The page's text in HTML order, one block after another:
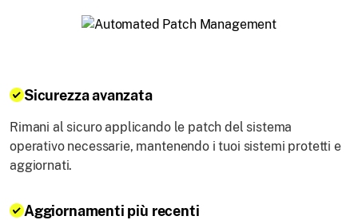
Sicurezza avanzata
Rimani al sicuro applicando le patch del sistema
operativo necessarie, mantenendo i tuoi sistemi protetti e
aggiornati.
Aggiornamenti più recenti